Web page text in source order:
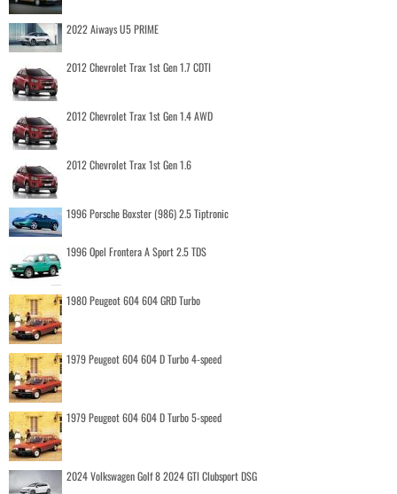
2022 Aiways U5 PRIME
2012 Chevrolet Trax 1st Gen 1.7 CDTI
2012 Chevrolet Trax 1st Gen 1.4 AWD
2012 Chevrolet Trax 1st Gen 1.6
1996 Porsche Boxster (986) 2.5 Tiptronic
1996 Opel Frontera A Sport 2.5 TDS
1980 Peugeot 604 604 GRD Turbo
1979 Peugeot 604 604 D Turbo 4-speed
1979 Peugeot 604 604 D Turbo 5-speed
2024 Volkswagen Golf 8 2024 GTI Clubsport DSG